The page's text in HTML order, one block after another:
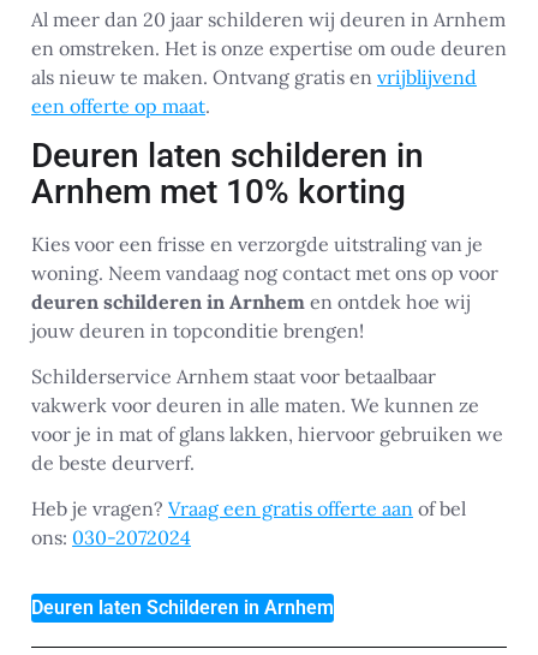
Al meer dan 20 jaar schilderen wij deuren in Arnhem
en omstreken. Het is onze expertise om oude deuren
als nieuw te maken. Ontvang gratis en vrijblijvend
een offerte op maat.
Deuren laten schilderen in
Arnhem met 10% korting
Kies voor een frisse en verzorgde uitstraling van je
woning. Neem vandaag nog contact met ons op voor
deuren schilderen in Arnhem en ontdek hoe wij
jouw deuren in topconditie brengen!
Schilderservice Arnhem staat voor betaalbaar
vakwerk voor deuren in alle maten. We kunnen ze
voor je in mat of glans lakken, hiervoor gebruiken we
de beste deurverf.
Heb je vragen? Vraag een gratis offerte aan of bel
ons: 030-2072024
Deuren laten Schilderen in Arnhem